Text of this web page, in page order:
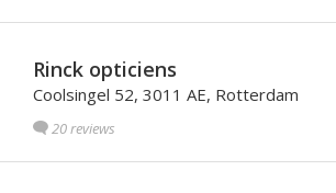
Rinck opticiens
Coolsingel 52, 3011 AE, Rotterdam
20 reviews